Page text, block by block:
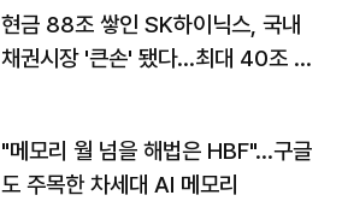
현금 88조 쌓인 SK하이닉스, 국내
채권시장 '큰손' 됐다…최대 40조 투
"메모리 월 넘을 해법은 HBF"…구글
도 주목한 차세대 AI 메모리